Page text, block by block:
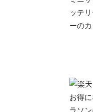
ッテ
ーの